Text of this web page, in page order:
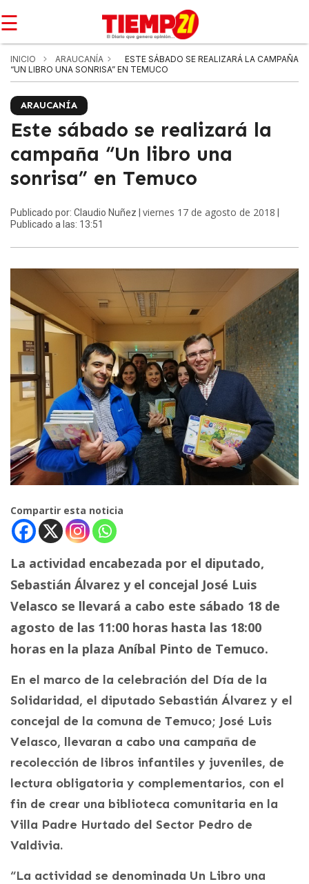
☰
INICIO ARAUCANÍA
ESTE SÁBADO SE REALIZARÁ LA CAMPAÑA
“UN LIBRO UNA SONRISA” EN TEMUCO
ARAUCANÍA
Este sábado se realizará la
campaña “Un libro una
sonrisa” en Temuco
Publicado por: Claudio Nuñez | viernes 17 de agosto de 2018
Publicado a las: 13:51
Compartir esta noticia
La actividad encabezada por el diputado,
Sebastián Álvarez y el concejal José Luis
Velasco se llevará a cabo este sábado 18 de
agosto de las 11:00 horas hasta las 18:00
horas en la plaza Aníbal Pinto de Temuco.
En el marco de la celebración del Día de la
Solidaridad, el diputado Sebastián Álvarez y el
concejal de la comuna de Temuco; José Luis
Velasco, llevaran a cabo una campaña de
recolección de libros infantiles y juveniles, de
lectura obligatoria y complementarios, con el
fin de crear una biblioteca comunitaria en la
Villa Padre Hurtado del Sector Pedro de
Valdivia.
“La actividad se denominada Un Libro una